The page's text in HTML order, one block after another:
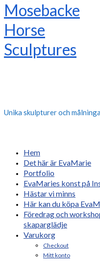
Unika skulpturer och
Hem
Det här är EvaMarie
Portfolio
EvaMaries konst på
Hästar vi minns
Här kan du köpa
Föredrag och
skaparglädje
Varukorg
Checkout
Mitt konto